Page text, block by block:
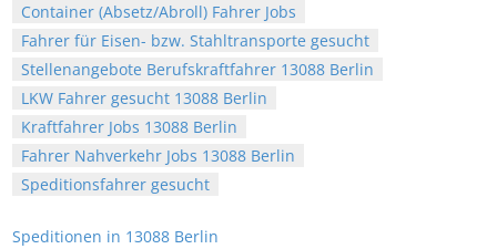
Container (Absetz/Abroll) Fahrer Jobs
Fahrer für Eisen- bzw. Stahltransporte gesucht
Stellenangebote Berufskraftfahrer 13088 Berlin
LKW Fahrer gesucht 13088 Berlin
Kraftfahrer Jobs 13088 Berlin
Fahrer Nahverkehr Jobs 13088 Berlin
Speditionsfahrer gesucht
Speditionen in 13088 Berlin